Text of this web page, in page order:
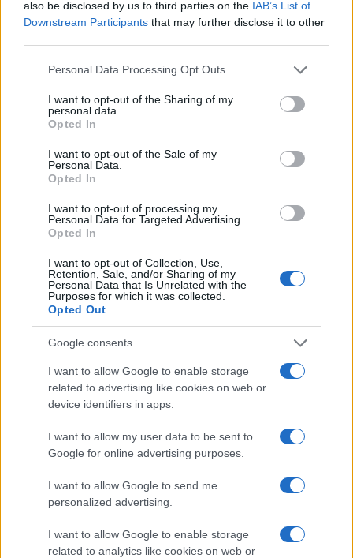
also be disclosed by us to third parties on the IAB’s List of
Downstream Participants that may further disclose it to other
Please note that this website/app uses one or more Google
not limited to your visit or usage behaviour. You may click to
grant or deny consent to Google and its third-party tags to
use your data for below specified purposes in below Google
consent section.
Personal Data Processing Opt Outs
I want to opt-out of the Sharing of my
personal data.
Opted In
I want to opt-out of the Sale of my
Personal Data.
Opted In
I want to opt-out of processing my
Personal Data for Targeted Advertising.
Opted In
I want to opt-out of Collection, Use,
Retention, Sale, and/or Sharing of my
Personal Data that Is Unrelated with the
Purposes for which it was collected.
Opted Out
Google consents
I want to allow Google to enable storage
related to advertising like cookies on web or
device identifiers in apps.
I want to allow my user data to be sent to
Google for online advertising purposes.
I want to allow Google to send me
personalized advertising.
I want to allow Google to enable storage
related to analytics like cookies on web or
Roberta Tagliabue ha dormito nella sala
d'attesa dell'ospedale San Martino per
seguire una vicenda sanitaria emergente;
in redazione come referente per Genova.
Nata a Sampierdarena, mantiene contatti
diretti con consiglieri comunali e biblioteche
civiche.
Continua a leggere